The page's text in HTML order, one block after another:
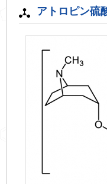
アトロピン硫